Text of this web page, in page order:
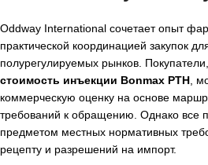
Oddway International сочетает опыт
практической координацией закупок
полурегулируемых рынков.
стоимость инъекции Bonmax PTH ,
коммерческую оценку на основе
требований к обращению. Однако все
предметом местных нормативных
рецепту и разрешений на импорт.